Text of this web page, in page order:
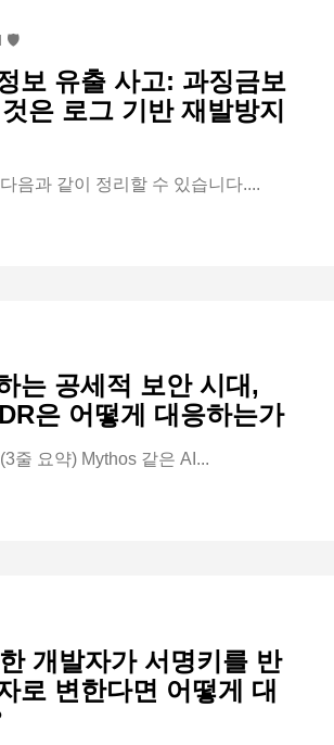
🛡️
보 유출 사고: 과징금보
은 로그 기반 재발방지
음과 같이 정리할 수 있습니다....
는 공세적 보안 시대,
은 어떻게 대응하는가
줄 요약) Mythos 같은 AI...
개발자가 서명키를 반
로 변한다면 어떻게 대